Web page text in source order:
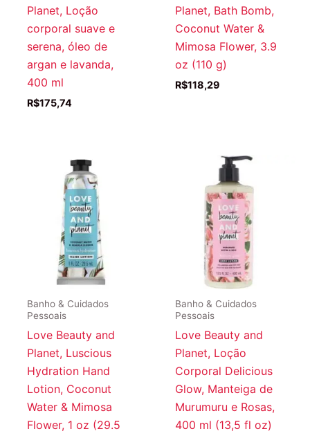
Planet, Loção
corporal suave e
serena, óleo de
argan e lavanda,
400 ml
R$175,74
Planet, Bath Bomb,
Coconut Water &
Mimosa Flower, 3.9
oz (110 g)
R$118,29
Banho & Cuidados
Pessoais
Love Beauty and
Planet, Luscious
Hydration Hand
Lotion, Coconut
Water & Mimosa
Flower, 1 oz (29.5
Banho & Cuidados
Pessoais
Love Beauty and
Planet, Loção
Corporal Delicious
Glow, Manteiga de
Murumuru e Rosas,
400 ml (13,5 fl oz)